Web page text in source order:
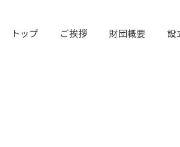
トップ ご挨拶 財団概要 設